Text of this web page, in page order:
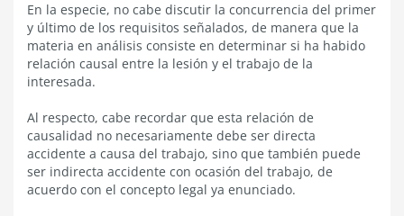
En la especie, no cabe discutir la concurrencia del primer
y último de los requisitos señalados, de manera que la
materia en análisis consiste en determinar si ha habido
relación causal entre la lesión y el trabajo de la
interesada.
Al respecto, cabe recordar que esta relación de
causalidad no necesariamente debe ser directa
accidente a causa del trabajo, sino que también puede
ser indirecta accidente con ocasión del trabajo, de
acuerdo con el concepto legal ya enunciado.